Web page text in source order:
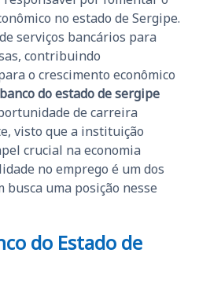
no estado de Sergipe.
serviços bancários para
contribuindo
o crescimento econômico
banco do estado de sergipe
de carreira
visto que a instituição
crucial na economia
no emprego é um dos
uma posição nesse
do Estado de